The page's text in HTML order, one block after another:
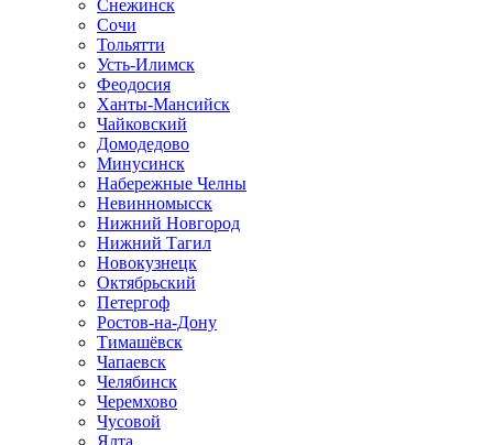
Снежинск
Сочи
Тольятти
Усть-Илимск
Феодосия
Ханты-Мансийск
Чайковский
Домодедово
Минусинск
Набережные Челны
Невинномысск
Нижний Новгород
Нижний Тагил
Новокузнецк
Октябрьский
Петергоф
Ростов-на-Дону
Тимашёвск
Чапаевск
Челябинск
Черемхово
Чусовой
Ялта